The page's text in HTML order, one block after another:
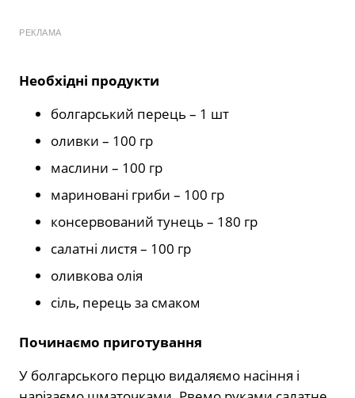
РЕКЛАМА
Необхідні продукти
болгарський перець – 1 шт
оливки – 100 гр
маслини – 100 гр
мариновані гриби – 100 гр
консервований тунець – 180 гр
салатні листя – 100 гр
оливкова олія
сіль, перець за смаком
Починаємо приготування
У болгарського перцю видаляємо насіння і